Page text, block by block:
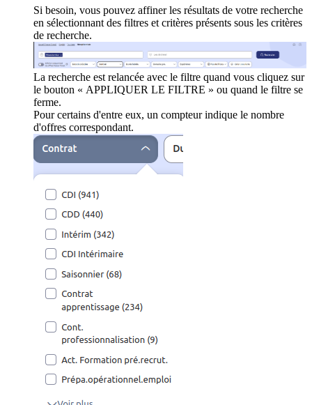
Si besoin, vous pouvez affiner les résultats de votre recherche
en sélectionnant des filtres et critères présents sous les critères
de recherche.
La recherche est relancée avec le filtre quand vous cliquez sur
le bouton « APPLIQUER LE FILTRE » ou quand le filtre se
ferme.
Pour certains d'entre eux, un compteur indique le nombre
d'offres correspondant.